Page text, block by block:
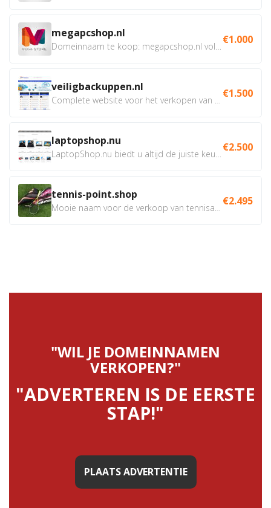
megapcshop.nl €1.000
veiligbackuppen.nl €1.500
laptopshop.nu €2.500
tennis-point.shop €2.495
"WIL JE DOMEINNAMEN
VERKOPEN?"
"ADVERTEREN IS DE EERSTE
STAP!"
PLAATS ADVERTENTIE